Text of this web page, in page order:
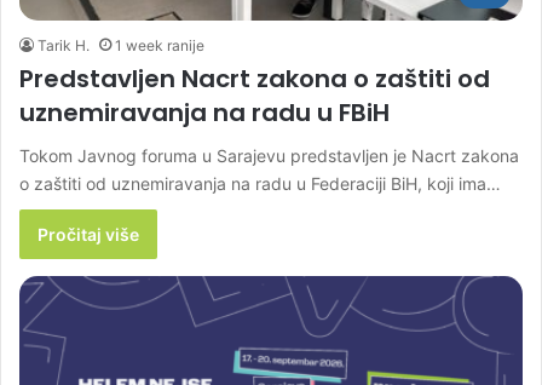
Tarik H. 1 week ranije
Predstavljen Nacrt zakona o zaštiti od
uznemiravanja na radu u FBiH
Tokom Javnog foruma u Sarajevu predstavljen je Nacrt zakona
o zaštiti od uznemiravanja na radu u Federaciji BiH, koji ima…
Pročitaj više